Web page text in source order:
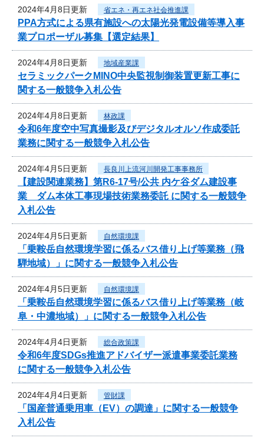
2024年4月8日更新 省エネ・再エネ社会推進課
PPA方式による県有施設への太陽光発電設備等導入事
業プロポーザル募集【選定結果】
2024年4月8日更新 地域産業課
セラミックパークMINO中央監視制御装置更新工事に
関する一般競争入札公告
2024年4月8日更新 林政課
令和6年度空中写真撮影及びデジタルオルソ作成委託
業務に関する一般競争入札公告
2024年4月5日更新 長良川上流河川開発工事事務所
【建設関連業務】第R6-17号/公共 内ケ谷ダム建設事
業 ダム本体工事現場技術業務委託 に関する一般競争
入札公告
2024年4月5日更新 自然環境課
「乗鞍岳自然環境学習に係るバス借り上げ等業務（飛
騨地域）」に関する一般競争入札公告
2024年4月5日更新 自然環境課
「乗鞍岳自然環境学習に係るバス借り上げ等業務（岐
阜・中濃地域）」に関する一般競争入札公告
2024年4月4日更新 総合政策課
令和6年度SDGs推進アドバイザー派遣事業委託業務
に関する一般競争入札公告
2024年4月4日更新 管財課
「国産普通乗用車（EV）の調達」に関する一般競争
入札公告